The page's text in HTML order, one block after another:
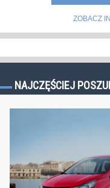
ZOBACZ
NAJCZĘŚCIEJ